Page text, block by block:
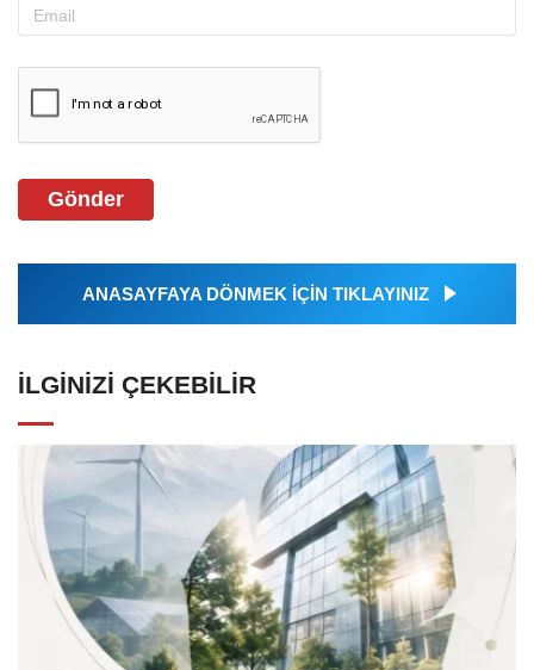
Gönder
ANASAYFAYA DÖNMEK İÇİN TIKLAYINIZ
İLGINIZI ÇEKEBILIR